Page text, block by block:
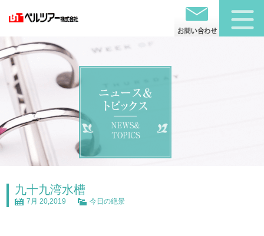
九十九湾水槽
7月 20,2019 今日の絶景